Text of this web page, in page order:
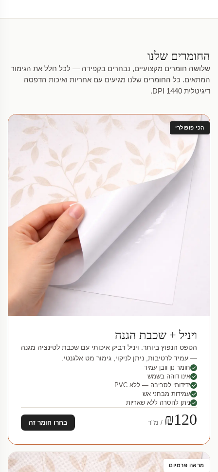
החומרים שלנו
שלושה חומרים מקצועיים, נבחרים בקפידה — לכל חלל את הגימור
המתאים. כל החומרים שלנו מגיעים עם אחריות ואיכות הדפסה
דיגיטלית 1440 DPI.
הכי פופולרי
ויניל + שכבת הגנה
הטפט הנפוץ ביותר. ויניל דביק איכותי עם שכבת לטינציה מגנה
— עמיד לרטיבות, ניתן לניקוי, גימור מט אלגנטי.
חומר נון-וובן עמיד
אינו דוהה בשמש
ידידותי לסביבה — ללא PVC
עמידות מבחני אש
ניתן להסרה ללא שאריות
₪120 / מ"ר בחרו חומר זה
מראה פרמיום